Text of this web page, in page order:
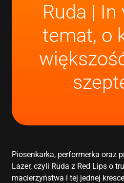
Ruda |
temat, o
Piosenkarka, performerka oraz
Lazer, czyli Ruda z Red Lips o
macierzyństwa i tej jednej